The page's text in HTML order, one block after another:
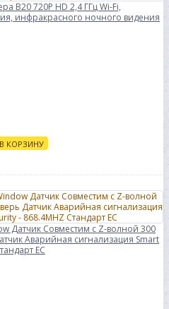
B20 720P HD 2,4 ГГц Wi-Fi,
инфракрасного ночного видения
В КОРЗИНУ
Датчик Совместим с Z-волной 300
Аварийная сигнализация Smart
ЕС